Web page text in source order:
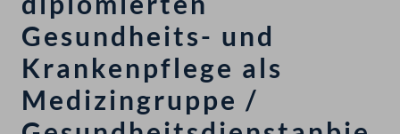
Gesundheits- und
Krankenpflege als
Medizingruppe /